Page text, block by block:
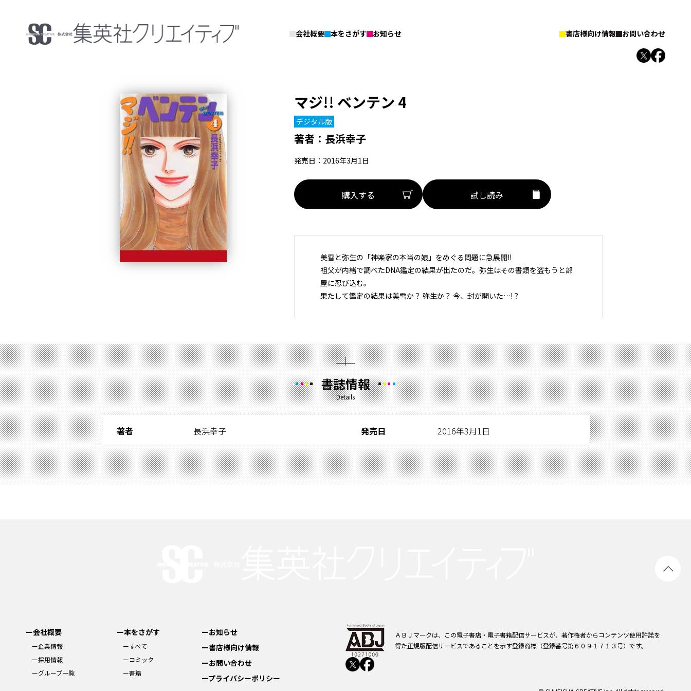
会社概要 本をさがす お知らせ 書店様向け情報 お問い合わせ
マジ!! ベンテン 4
デジタル版
著者： 長浜幸子
発売日：2016年3月1日
購入する 試し読み
美雪と弥生の「神楽家の本当の娘」をめぐる問題に急展開!!
祖父が内緒で調べたDNA鑑定の結果が出たのだ。弥生はその書類を盗もうと部
屋に忍び込む。
果たして鑑定の結果は美雪か？ 弥生か？ 今、封が開いた…!？
書誌情報
Details
著者 長浜幸子 発売日 2016年3月1日
ー会社概要
ー企業情報
ー採用情報
ーグループ一覧
ー本をさがす
ーすべて
ーコミック
ー書籍
ーお知らせ
ー書店様向け情報
ーお問い合わせ
ープライバシーポリシー
ＡＢＪマークは、この電子書店・電子書籍配信サービスが、著作権者からコンテンツ使用許諾を
得た正規版配信サービスであることを示す登録商標（登録番号第６０９１７１３号）です。